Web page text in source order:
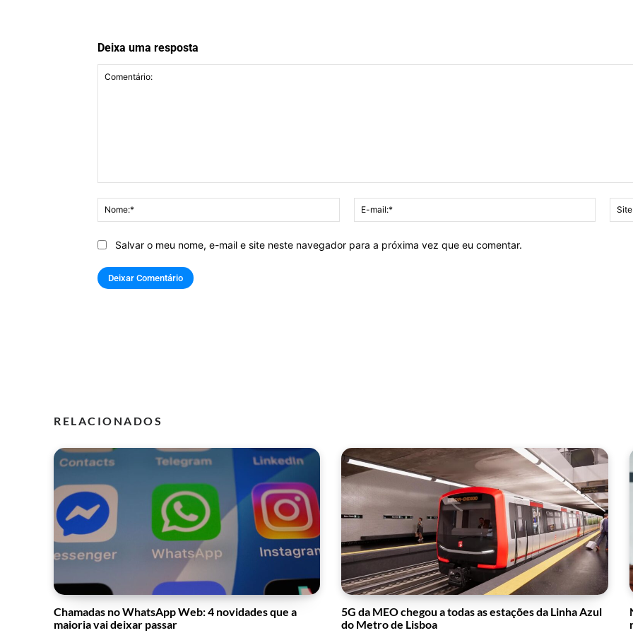
Deixa uma resposta
Nome:*
mail:*
Salvar o meu nome, e-mail e site neste navegador para a próxima vez que eu comentar.
RELACIONADOS
Chamadas no WhatsApp Web: 4 novidades que a
maioria vai deixar passar
5G da MEO chegou a todas as estações da Linha Azul
do Metro de Lisboa